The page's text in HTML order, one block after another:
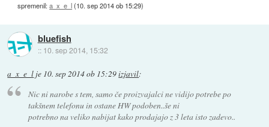
spremenil:a_x_e_l(10. sep 2014 ob 15:29)
bluefish
:: 10. sep 2014, 15:32
a_x_e_l je 10. sep 2014 ob 15:29izjavil:
Nic ni narobe s tem, samo če proizvajalci ne vidijo potrebe po
takšnem telefonu in ostane HW podoben..še ni
potrebno na veliko nabijat kako prodajajo z 3 leta isto zadevo..